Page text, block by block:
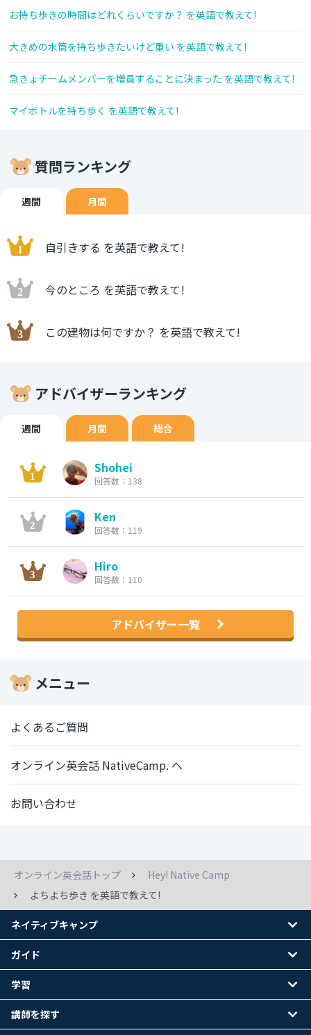
お持ち歩きの時間はどれくらいですか？ を英語で教えて!
大きめの水筒を持ち歩きたいけど重い を英語で教えて!
急きょチームメンバーを増員することに決まった を英語で教えて!
マイボトルを持ち歩く を英語で教えて!
質問ランキング
週間 月間
自引きする を英語で教えて!
今のところ を英語で教えて!
この建物は何ですか？ を英語で教えて!
アドバイザーランキング
週間 月間 総合
Shohei
回答数：138
Ken
回答数：119
Hiro
回答数：110
アドバイザー一覧
メニュー
よくあるご質問
オンライン英会話 NativeCamp. へ
お問い合わせ
オンライン英会話トップ
Hey! Native Camp
よちよち歩き を英語で教えて!
ネイティブキャンプ
ガイド
学習
講師を探す